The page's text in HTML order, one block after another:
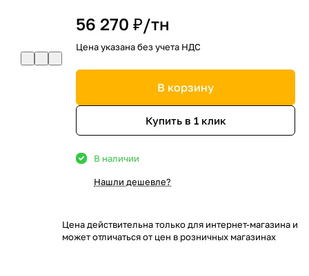
56 270 ₽/тн
Цена указана без учета НДС
В корзину
Купить в 1 клик
В наличии
Нашли дешевле?
Цена действительна только для интернет-магазина и
может отличаться от цен в розничных магазинах